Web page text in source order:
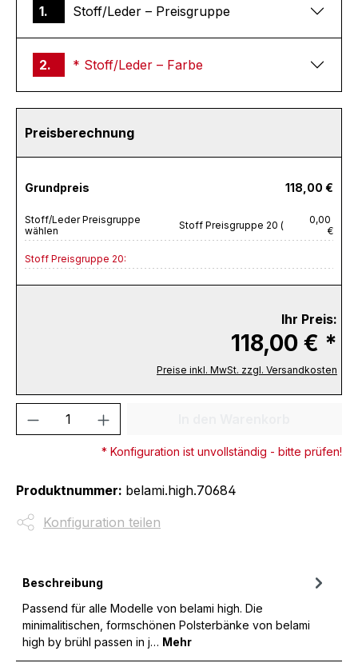
1. Stoff/Leder – Preisgruppe
2. * Stoff/Leder – Farbe
Preisberechnung
Grundpreis 118,00 €
Stoff/Leder Preisgruppe
wählen
Stoff Preisgruppe 20 (
0,00
€
Stoff Preisgruppe 20:
Ihr Preis:
118,00 € *
Preise inkl. MwSt. zzgl. Versandkosten
Produkt Anzahl: Gib den
* Konfiguration ist unvollständig - bitte prüfen!
Produktnummer: belami.high.70684
Konfiguration teilen
Beschreibung
Passend für alle Modelle von belami high. Die
minimalitischen, formschönen Polsterbänke von belami
high by brühl passen in j… Mehr